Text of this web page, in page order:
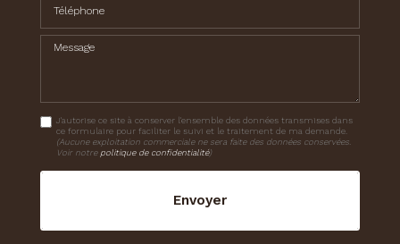
Message
J'autorise ce site à conserver l'ensemble des données transmises dans
ce formulaire pour faciliter le suivi et le traitement de ma demande.
(Aucune exploitation commerciale ne sera faite des données conservées.
Voir notre politique de confidentialité)